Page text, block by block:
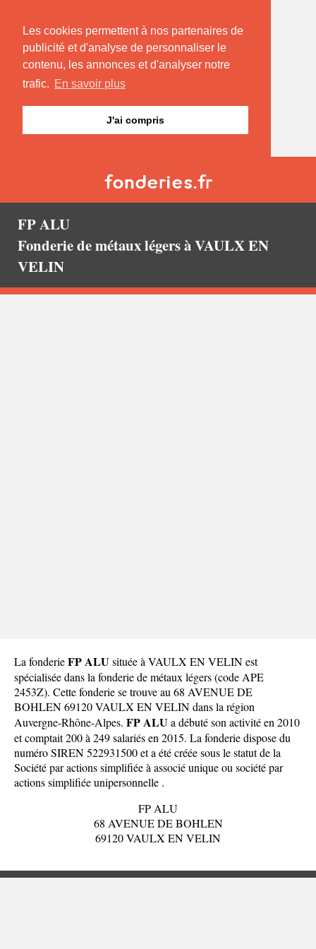
Les cookies permettent à nos partenaires de
publicité et d'analyse de personnaliser le
contenu, les annonces et d'analyser notre
trafic. En savoir plus
J'ai compris
FP ALU
Fonderie de métaux légers à VAULX EN
VELIN
La fonderieFP ALUsituée à VAULX EN VELIN est
spécialisée dans la fonderie de métaux légers (code APE
2453Z). Cette fonderie se trouve au 68 AVENUE DE
BOHLEN 69120 VAULX EN VELIN dans la région
Auvergne-Rhône-Alpes. FP ALUa débuté son activité en 2010
et comptait 200 à 249 salariés en 2015. La fonderie dispose du
numéro SIREN 522931500 et a été créée sous le statut de la
Société par actions simplifiée à associé unique ou société par
actions simplifiée unipersonnelle .
FP ALU
68 AVENUE DE BOHLEN
69120 VAULX EN VELIN